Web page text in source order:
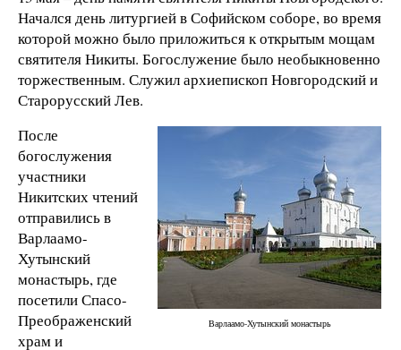
Начался день литургией в Софийском соборе, во время
которой можно было приложиться к открытым мощам
святителя Никиты. Богослужение было необыкновенно
торжественным. Служил архиепископ Новгородский и
Старорусский Лев.
Варлаамо-Хутынский монастырь
После
богослужения
участники
Никитских чтений
отправились в
Варлаамо-
Хутынский
монастырь, где
посетили Спасо-
Преображенский
храм и